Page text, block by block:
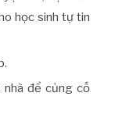
học sinh tự tin
để củng cố